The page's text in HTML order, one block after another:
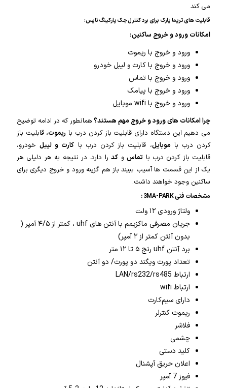
می کند
قابلیت های تریما پارک برای برد کنترل جک پارکینگ نایس:
امکانات ورود و خروج ساکنین:
ورود و خروج با ریموت
ورود و خروج با کارت و لیبل خودرو
ورود و خروج با تماس
ورود و خروج با پیامک
ورود و خروج با wifi موبایل
چرا امکانات های ورود و خروج مهم هستند؟ همانطور که در ادامه توضیح
می دهیم این دستگاه دارای قابلیت باز کردن درب با ریموت، قابلیت باز
کردن درب باموبایل، قابلیت باز کردن درب با کارت و لیبل خودرو،
قابلیت باز کردن درب با تماسو کدرا دارد. در نتیجه به هر دلیلی هر
یک از این قسمت ها آسیب ببیند باز هم گزینه ورود و خروج دیگری برای
ساکنین وجود خواهند داشت.
مشخصات فنی 3MA-PARK :
ولتاژ ورودی ۱۲ ولت
جریان مصرفی ماکزیمم با آنتن های uhf ، کمتر از ۴/۵ آمپر (
بدون آنتن کمتر از ۲ آمپر)
برد آنتن uhf رنج ۵ تا ۱۲ متر
تعداد پورت ویگند دو پورت/ دو آنتن
ارتباط LAN/rs232/rs485
ارتباط wifi
دارای سیم‌کارت
ریموت کنترلر
فلاشر
چشمی
کلید دستی
اعلان حریق آپشنال
فیوز 7 آمپر